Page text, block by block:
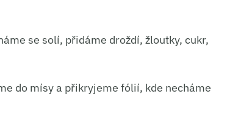
se solí, přidáme droždí, žloutky, cukr,
do mísy a přikryjeme fólií, kde necháme